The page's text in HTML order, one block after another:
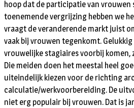
hoop dat de participatie van vrouwen
toenemende vergrijzing hebben we
vraagt de veranderende markt juist
vaak bij vrouwen tegenkomt.
vrouwelijke stagiaires voorbij komen,
Die meiden doen het meestal heel
uiteindelijk kiezen voor de richting
calculatie/werkvoorbereiding. De
niet erg populair bij vrouwen. Dat is